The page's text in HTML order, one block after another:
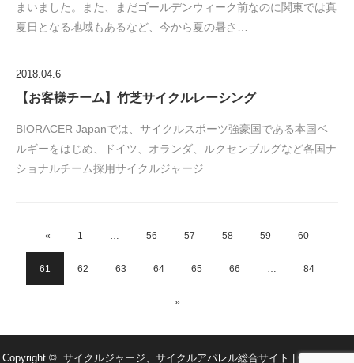
まいました。また、まだゴールデンウィーク前なのに関東では真
夏日となる地域もあるなど、今から夏の暑さ…
2018.04.6
【お客様チーム】竹芝サイクルレーシング
BIORACER Japanでは、サイクルスポーツ強豪国である本国ベ
ルギーをはじめ、ドイツ、オランダ、ルクセンブルグなど各国ナ
ショナルチーム採用サイクルジャージ…
« 1 … 56 57 58 59 60
61 62 63 64 65 66 … 84
»
Copyright © サイクルジャージ、サイクルアパレル総合サイト | CaLORS